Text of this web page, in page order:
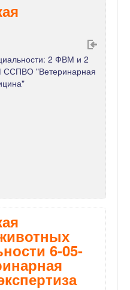
2 ФВМ и 2
"Ветеринарная
6-05-